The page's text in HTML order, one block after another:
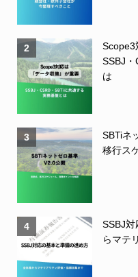
2
Scope3
SSBJ・
は
3
SBTiネ
移行ス
4
SSBJ
らマテ